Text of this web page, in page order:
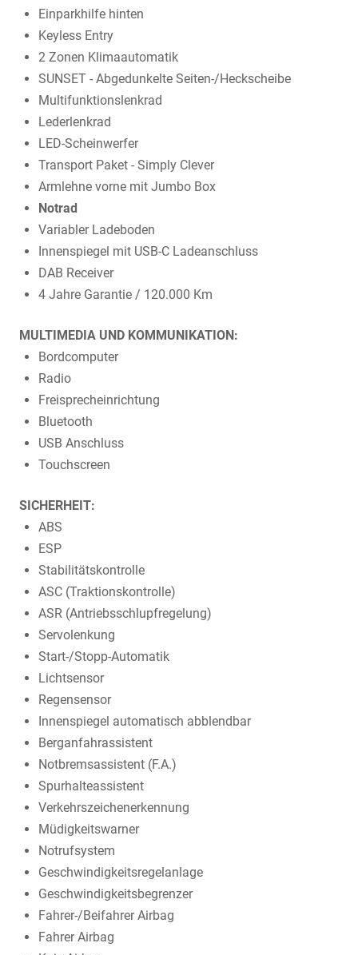
Einparkhilfe hinten
Keyless Entry
2 Zonen Klimaautomatik
SUNSET - Abgedunkelte Seiten-/Heckscheibe
Multifunktionslenkrad
Lederlenkrad
LED-Scheinwerfer
Transport Paket - Simply Clever
Armlehne vorne mit Jumbo Box
Notrad
Variabler Ladeboden
Innenspiegel mit USB-C Ladeanschluss
DAB Receiver
4 Jahre Garantie / 120.000 Km
MULTIMEDIA UND KOMMUNIKATION:
Bordcomputer
Radio
Freisprecheinrichtung
Bluetooth
USB Anschluss
Touchscreen
SICHERHEIT:
ABS
ESP
Stabilitätskontrolle
ASC (Traktionskontrolle)
ASR (Antriebsschlupfregelung)
Servolenkung
Start-/Stopp-Automatik
Lichtsensor
Regensensor
Innenspiegel automatisch abblendbar
Berganfahrassistent
Notbremsassistent (F.A.)
Spurhalteassistent
Verkehrszeichenerkennung
Müdigkeitswarner
Notrufsystem
Geschwindigkeitsregelanlage
Geschwindigkeitsbegrenzer
Fahrer-/Beifahrer Airbag
Fahrer Airbag